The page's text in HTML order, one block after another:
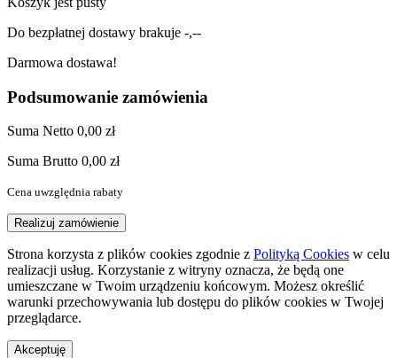
Do bezpłatnej dostawy brakuje -,--
Darmowa dostawa!
Podsumowanie zamówienia
Suma Netto 0,00 zł
Suma Brutto 0,00 zł
Cena uwzględnia rabaty
Realizuj zamówienie
Strona korzysta z plików cookies zgodnie z Polityką Cookies w celu
realizacji usług. Korzystanie z witryny oznacza, że będą one
umieszczane w Twoim urządzeniu końcowym. Możesz określić
warunki przechowywania lub dostępu do plików cookies w Twojej
przeglądarce.
Akceptuję